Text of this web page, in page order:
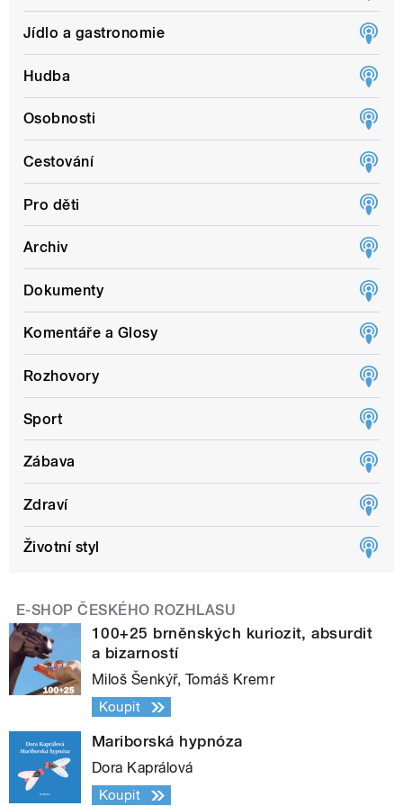
Jídlo a gastronomie
Hudba
Osobnosti
Cestování
Pro děti
Archiv
Dokumenty
Komentáře a Glosy
Rozhovory
Sport
Zábava
Zdraví
Životní styl
E-SHOP ČESKÉHO ROZHLASU
100+25 brněnských kuriozit, absurdit
a bizarností
Miloš Šenkýř, Tomáš Kremr
Koupit
Mariborská hypnóza
Dora Kaprálová
Koupit